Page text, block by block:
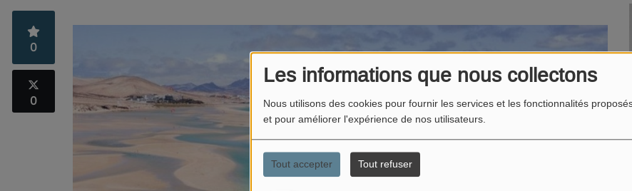
Les informations que nous collectons
Nous utilisons des cookies pour fournir les services et les fonctionnalités
et pour améliorer l'expérience de nos utilisateurs.
Tout accepter Tout refuser
0
0